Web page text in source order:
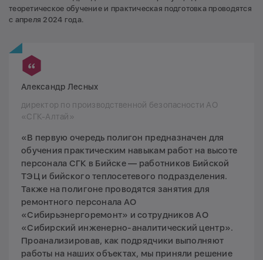
теоретическое обучение и практическая подготовка проводятся
с апреля 2024 года.
Александр Лесных
директор по производственной безопасности АО
«СГК-Алтай»
«В первую очередь полигон предназначен для
обучения практическим навыкам работ на высоте
персонала СГК в Бийске — работников Бийской
ТЭЦ и бийского теплосетевого подразделения.
Также на полигоне проводятся занятия для
ремонтного персонала АО
«Сибирьэнергоремонт» и сотрудников АО
«Сибирский инженерно-аналитический центр».
Проанализировав, как подрядчики выполняют
работы на наших объектах, мы приняли решение